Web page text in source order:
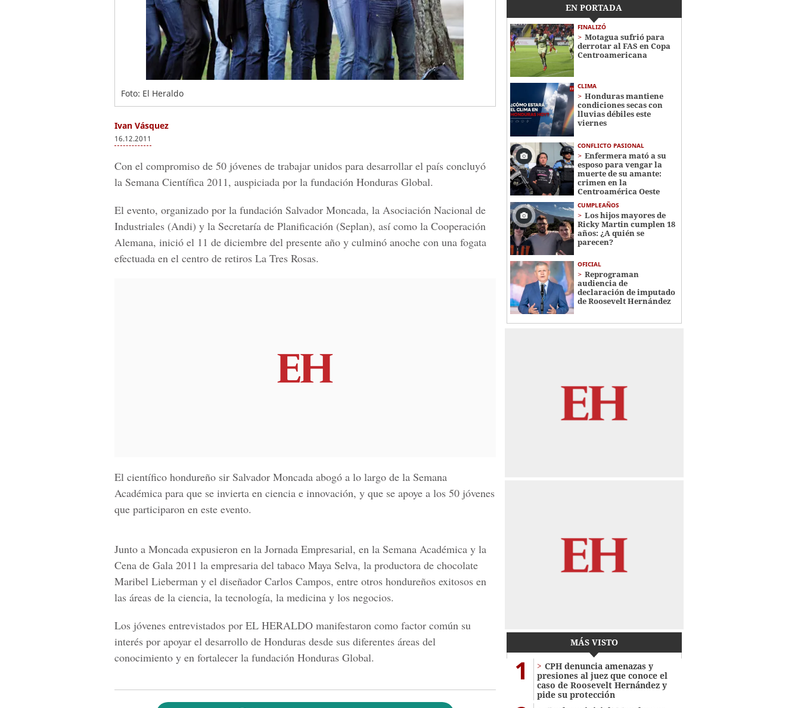
Foto: El Heraldo
Ivan Vásquez
16.12.2011
Con el compromiso de 50 jóvenes de trabajar unidos para desarrollar el país concluyó
la Semana Científica 2011, auspiciada por la fundación Honduras Global.
El evento, organizado por la fundación Salvador Moncada, la Asociación Nacional de
Industriales (Andi) y la Secretaría de Planificación (Seplan), así como la Cooperación
Alemana, inició el 11 de diciembre del presente año y culminó anoche con una fogata
efectuada en el centro de retiros La Tres Rosas.
El científico hondureño sir Salvador Moncada abogó a lo largo de la Semana
Académica para que se invierta en ciencia e innovación, y que se apoye a los 50 jóvenes
que participaron en este evento.
Junto a Moncada expusieron en la Jornada Empresarial, en la Semana Académica y la
Cena de Gala 2011 la empresaria del tabaco Maya Selva, la productora de chocolate
Maribel Lieberman y el diseñador Carlos Campos, entre otros hondureños exitosos en
las áreas de la ciencia, la tecnología, la medicina y los negocios.
Los jóvenes entrevistados por EL HERALDO manifestaron como factor común su
interés por apoyar el desarrollo de Honduras desde sus diferentes áreas del
conocimiento y en fortalecer la fundación Honduras Global.
EN PORTADA
FINALIZÓ
Motagua sufrió para
derrotar al FAS en Copa
Centroamericana
CLIMA
Honduras mantiene
condiciones secas con
lluvias débiles este
viernes
CONFLICTO PASIONAL
Enfermera mató a su
esposo para vengar la
muerte de su amante:
crimen en la
Centroamérica Oeste
CUMPLEAÑOS
Los hijos mayores de
Ricky Martin cumplen 18
años: ¿A quién se
parecen?
OFICIAL
Reprograman
audiencia de
declaración de imputado
de Roosevelt Hernández
MÁS VISTO
1
CPH denuncia amenazas y
presiones al juez que conoce el
caso de Roosevelt Hernández y
pide su protección